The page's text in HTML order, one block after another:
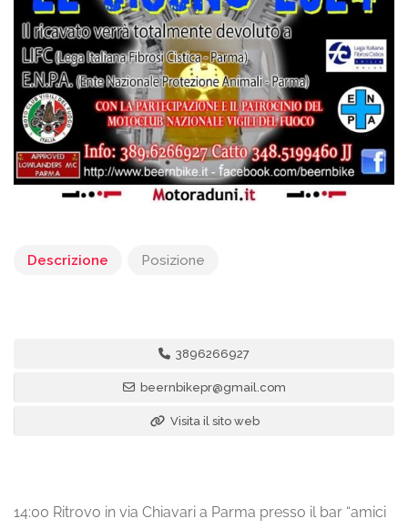
Descrizione Posizione
3896266927
beernbikepr@gmail.com
Visita il sito web
14:00 Ritrovo in via Chiavari a Parma presso il bar “amici